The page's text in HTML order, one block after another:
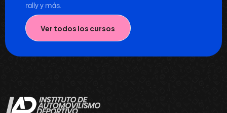
rally y más.
Ver todos los cursos